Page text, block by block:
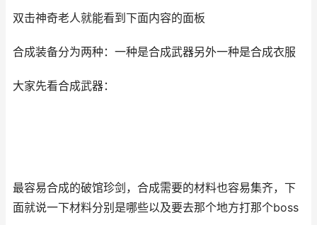
双击神奇老人就能看到下面内容的面板
合成装备分为两种：一种是合成武器另外一种是合成衣服
大家先看合成武器：
最容易合成的破馆珍剑，合成需要的材料也容易集齐，下
面就说一下材料分别是哪些以及要去那个地方打那个boss